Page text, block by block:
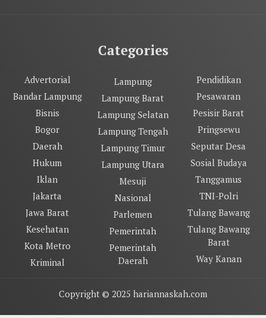
Categories
Advertorial
Bandar Lampung
Bisnis
Bogor
Daerah
Hukum
Iklan
Jakarta
Jawa Barat
Kesehatan
Kota Metro
Kriminal
Lampung
Lampung Barat
Lampung Selatan
Lampung Tengah
Lampung Timur
Lampung Utara
Mesuji
Nasional
Parlemen
Pemerintah
Pemerintah
Daerah
Pendidikan
Pesawaran
Pesisir Barat
Pringsewu
Seputar Desa
Sosial Budaya
Tanggamus
TNI-Polri
Tulang Bawang
Tulang Bawang
Barat
Way Kanan
Copyright © 2025 hariannaskah.com